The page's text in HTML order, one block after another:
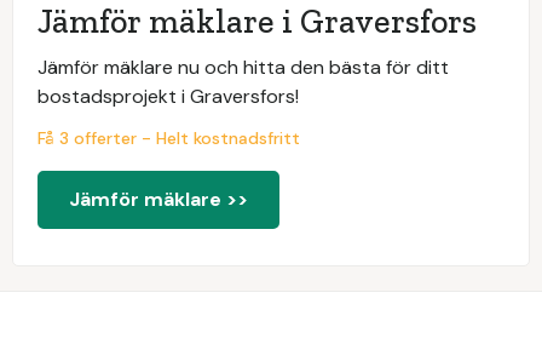
Jämför mäklare i Graversfors
Jämför mäklare nu och hitta den bästa för ditt
bostadsprojekt i Graversfors!
Få 3 offerter - Helt kostnadsfritt
Jämför mäklare >>